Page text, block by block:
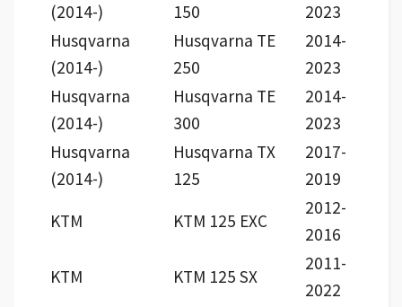
(2014-)
150
2023
Husqvarna
(2014-)
Husqvarna TE
250
2014-
2023
Husqvarna
(2014-)
Husqvarna TE
300
2014-
2023
Husqvarna
(2014-)
Husqvarna TX
125
2017-
2019
KTM
KTM 125 EXC
2012-
2016
KTM
KTM 125 SX
2011-
2022